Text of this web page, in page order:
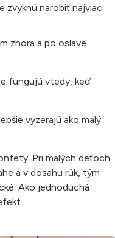
zvyknú narobiť najviac
zhora a po oslave
fungujú vtedy, keď
vyzerajú ako malý
Pri malých deťoch
a v dosahu rúk, tým
Ako jednoduchá